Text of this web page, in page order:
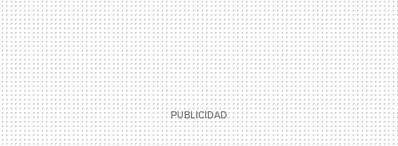
MAIL